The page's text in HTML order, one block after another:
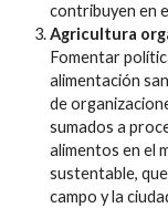
contribuyen en
Agricultura
Fomentar
alimentación
de
sumados a
alimentos en el
sustentable,
campo y la